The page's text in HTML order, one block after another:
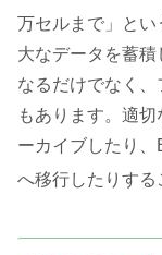
万セルまで」と
大なデータを蓄積
なるだけでなく
もあります。適
ーカイブしたり
へ移行したりす